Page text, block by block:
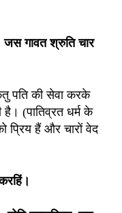
चार
पति की सेवा करके
(पातिव्रत धर्म के
प्रिय हैं और चारों वेद